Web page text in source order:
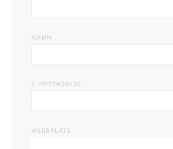
NAMN
E-POSTADRESS
WEBBPLATS